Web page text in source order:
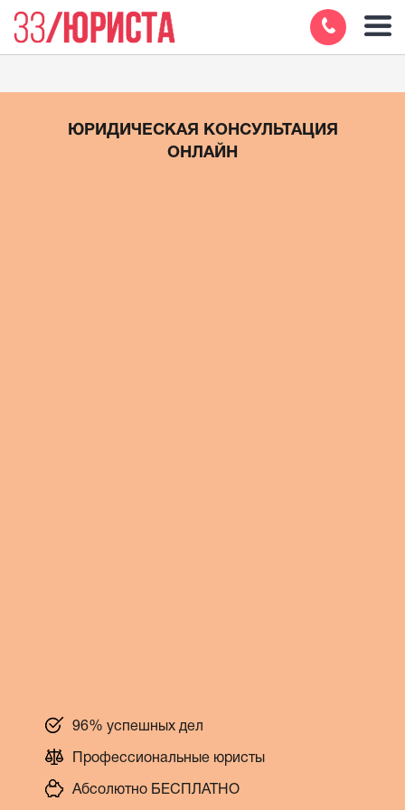
ЮРИДИЧЕСКАЯ КОНСУЛЬТАЦИЯ
ОНЛАЙН
96% успешных дел
Профессиональные юристы
Абсолютно БЕСПЛАТНО